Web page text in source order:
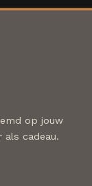
op jouw
als cadeau.